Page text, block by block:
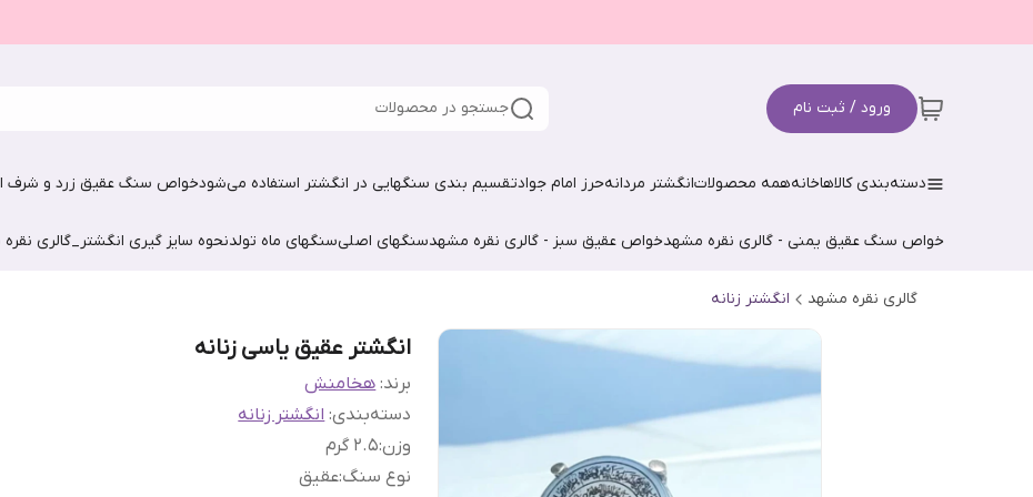
ورود / ثبت نام جستجو در محصولات
دسته‌بندی کالاهاخانههمه محصولاتانگشتر مردانهحرز امام جوادتقسیم بندی سنگهایی در انگشتر استفاده می‌شودخواص سنگ عقیق زرد و شرف
خواص سنگ عقیق یمنی - گالری نقره مشهدخواص عقیق سبز - گالری نقره مشهدسنگهای اصلیسنگهای ماه تولدنحوه سایز گیری انگشتر_گالری
گالری نقره مشهد انگشتر زنانه
انگشتر عقیق یاسی زنانه
برند: هخامنش
دسته‌بندی:انگشتر زنانه
وزن:2.5 گرم
نوع سنگ:عقیق